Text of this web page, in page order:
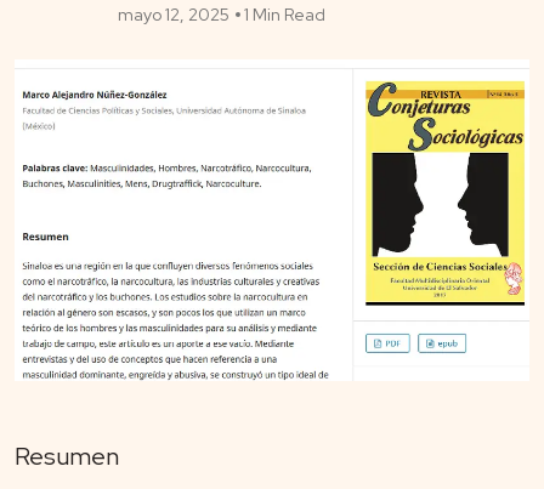
mayo 12, 2025 1 Min Read
Resumen